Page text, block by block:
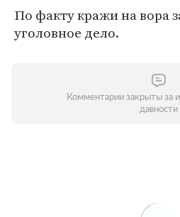
По факту кражи на вора
уголовное дело.
Комментарии закрыты за
давности